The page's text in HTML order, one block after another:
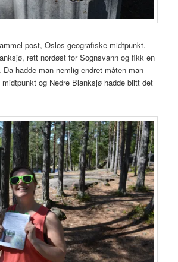
post, Oslos geografiske midtpunkt.
rett nordøst for Sognsvann og fikk en
hadde man nemlig endret måten man
og Nedre Blanksjø hadde blitt det